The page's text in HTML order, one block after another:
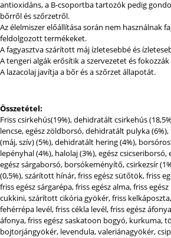
antioxidáns, a B-csoportba tartozók pedig
bőrről és szőrzetről.
Az élelmiszer előállítása során nem használnak
feldolgozott termékeket.
A fagyasztva szárított máj ízletesebbé és
A tengeri algák erősítik a szervezetet és
A lazacolaj javítja a bőr és a szőrzet állapotát.
Összetétel:
Friss csirkehús(19%), dehidratált csirkehús
lencse, egész zöldborsó, dehidratált pulyka (6%),
(máj, szív) (5%), dehidratált hering (4%),
lepényhal (4%), halolaj (3%), egész csicseriborsó,
egész sárgaborsó, borsókeményítő, csirkezsír
(0,5%), szárított hínár, friss egész sütőtök, friss
friss egész sárgarépa, friss egész alma, friss
cukkini, szárított cikória gyökér, friss
fehérrépa levél, friss cékla levél, friss egész
áfonya, friss egész saskatoon bogyó, kurkuma,
bojtorjángyökér, levendula, valeriánagyökér,